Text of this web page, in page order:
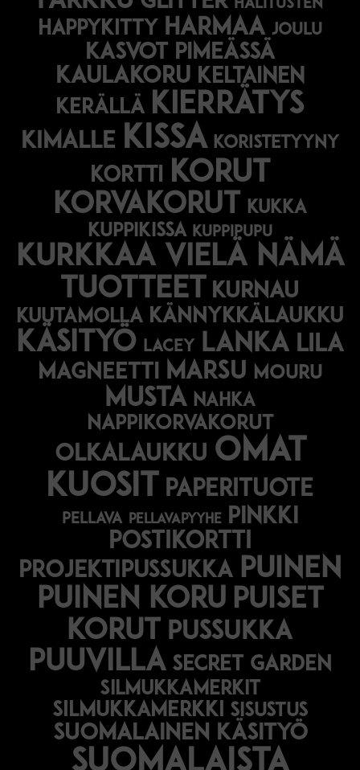
halitusten
happykitty harmaa joulu
Kasvot pimeässä
kaulakoru keltainen
kerällä kierrätys
kimalle kissa koristetyyny
kortti korut
korvakorut
kukka
kuppikissa kuppipupu
Kurkkaa vielä nämä
tuotteet kurnau
kuutamolla kännykkälaukku
käsityö lacey lanka lila
magneetti marsu mouru
musta nahka
nappikorvakorut
olkalaukku omat
kuosit
paperituote
pellava pellavapyyhe pinkki
postikortti
projektipussukka puinen
puinen koru puiset
korut pussukka
puuvilla secret garden
silmukkamerkit
silmukkamerkki sisustus
suomalainen käsityö
suomalaista